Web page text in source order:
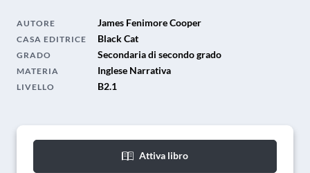
AUTORE James Fenimore Cooper
CASA EDITRICE Black Cat
GRADO Secondaria di secondo grado
MATERIA Inglese Narrativa
LIVELLO B2.1
Attiva libro